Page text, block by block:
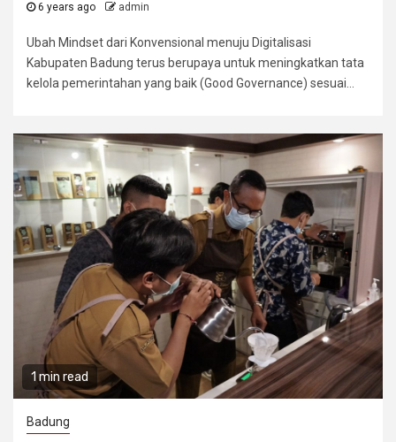
6 years ago admin
Ubah Mindset dari Konvensional menuju Digitalisasi
Kabupaten Badung terus berupaya untuk meningkatkan tata
kelola pemerintahan yang baik (Good Governance) sesuai...
1 min read
Badung